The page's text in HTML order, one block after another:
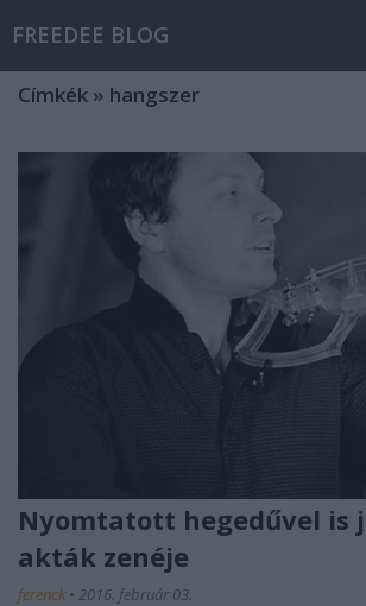
FREEDEE BLOG
Címkék » hangszer
Nyomtatott hegedűvel is
akták zenéje
ferenck • 2016. február 03.